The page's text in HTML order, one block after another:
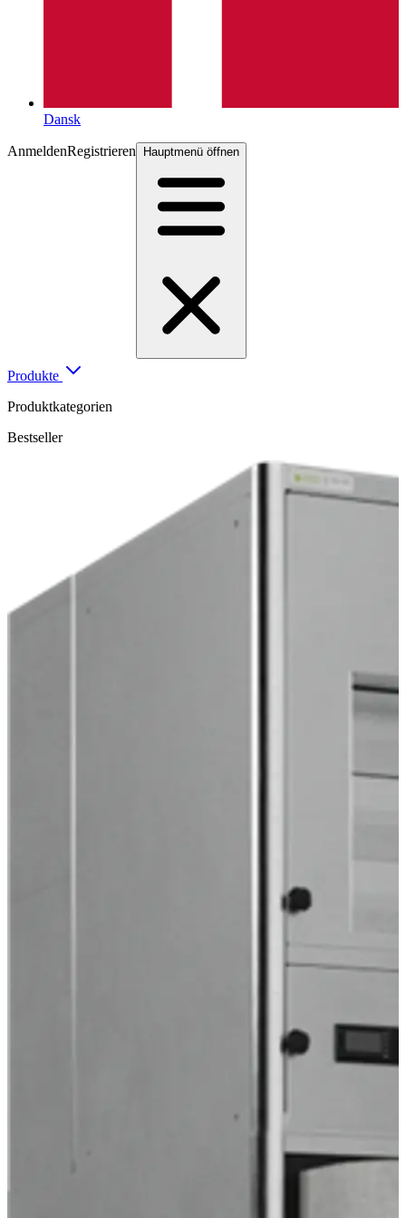
Dansk
AnmeldenRegistrieren Hauptmenü öffnen
Produkte
Produktkategorien
Bestseller